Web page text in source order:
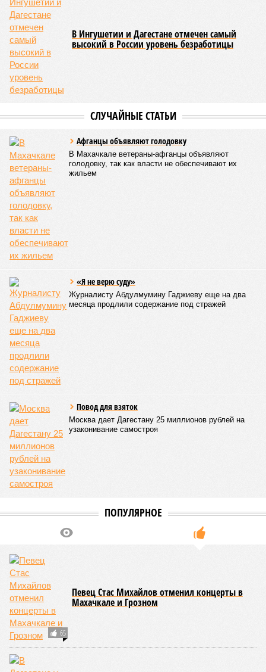
фоне выглядит особенно тревожно.
Галина Летова
Опубликовано:23.07.2026 14:35
Отредактировано:23.07.2026 14:35
КОММЕНТАРИИ 0
Версия //Общество //В Дагестане после ливней 18 сёл остаются без
транспортного сообщения
В Дагестане после ливней 18 сёл остаются без
транспортного сообщения
Отрезанные от большой земли
В Дагестане после ливней 18 сёл остаются без транспортного сообщения
(фото: Министерство транспорта и дорожного хозяйства Республики
Министерство транспорта Республики Дагестан обнародовало
актуальную сводку о ходе ликвидации последствий мощных
Согласно официальным данным на 13 июля, дорожным
службам удалось восстановить транспортное сообщение
на 17 ранее пострадавших участках автомобильных дорог,
однако 18 населённых пунктов всё ещё пребывают в
транспортной блокаде.
Напомним, что мощнейшие дожди, прошедшие 8 июля,
нанесли колоссальный урон дорожной инфраструктуре, в
результате чего на пике разгула стихии без связи с
цифра сократилась до 23, и сейчас в профильном
В Агульском районе вследствие частичного обрушения
каменно-арочного моста полностью прервано сообщение с
селом Буршаг, и возобновить движение там рассчитывают
лишь к 17 июля.
В Гунибском районе на стратегической дороге «Гуниб –
Кумух» бурные потоки полностью уничтожили подъездные
пути к мостовому переходу, в результате чего от внешнего
мира оказались отрезаны сразу шесть населённых